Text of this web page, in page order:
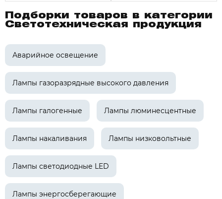
Подборки товаров в категории
Светотехническая продукция
Аварийное освещение
Лампы газоразрядные высокого давления
Лампы галогенные Лампы люминесцентные
Лампы накаливания Лампы низковольтные
Лампы светодиодные LED
Лампы энергосберегающие